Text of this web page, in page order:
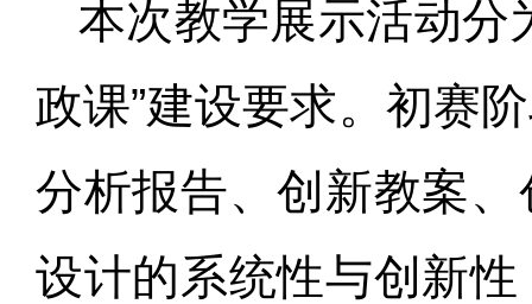
本次教学展示活动分
政课”建设要求。初赛
分析报告、创新教案
设计的系统性与创新